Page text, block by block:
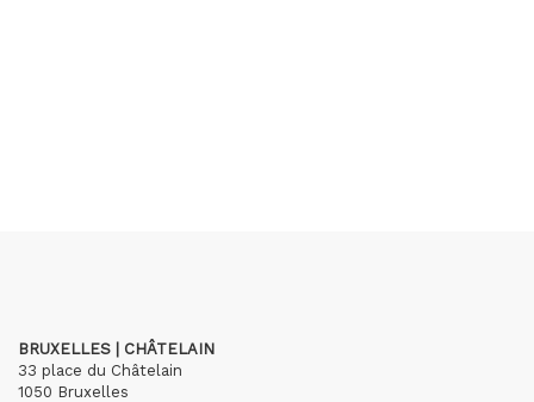
BRUXELLES | CHÂTELAIN
33 place du Châtelain
1050 Bruxelles